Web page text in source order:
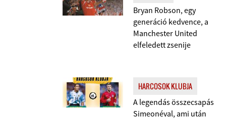
Bryan Robson, egy
generáció kedvence, a
Manchester United
elfeledett zsenije
HARCOSOK KLUBJA
A legendás összecsapás
Simeonéval, ami után